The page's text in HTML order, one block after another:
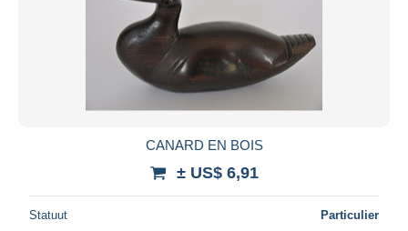
CANARD EN BOIS
± US$ 6,91
Statuut Particulier